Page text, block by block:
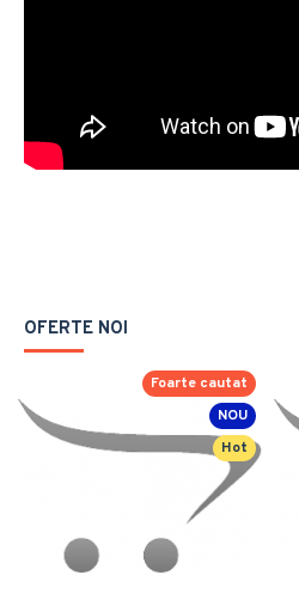
OFERTE NOI
NOU
Hot
Foarte cautat